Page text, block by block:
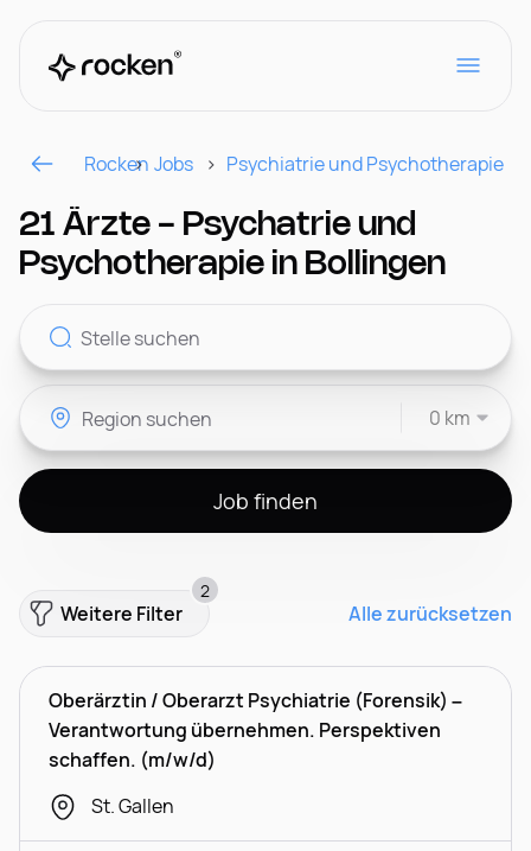
Für Arbeitgeber
Kontakt
CH
Rocken Jobs Psychiatrie und Psychotherapie
21 Ärzte - Psychatrie und
Psychotherapie in Bollingen
0 km
Job finden
Weitere Filter
2
Alle zurücksetzen
Oberärztin / Oberarzt Psychiatrie (Forensik) –
Verantwortung übernehmen. Perspektiven
schaffen. (m/w/d)
St. Gallen